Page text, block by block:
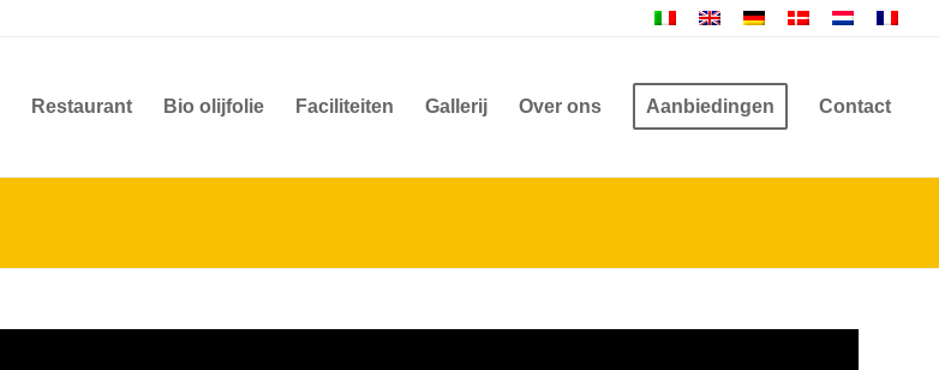
Restaurant Bio olijfolie Faciliteiten Gallerij Over ons Aanbiedingen Contact